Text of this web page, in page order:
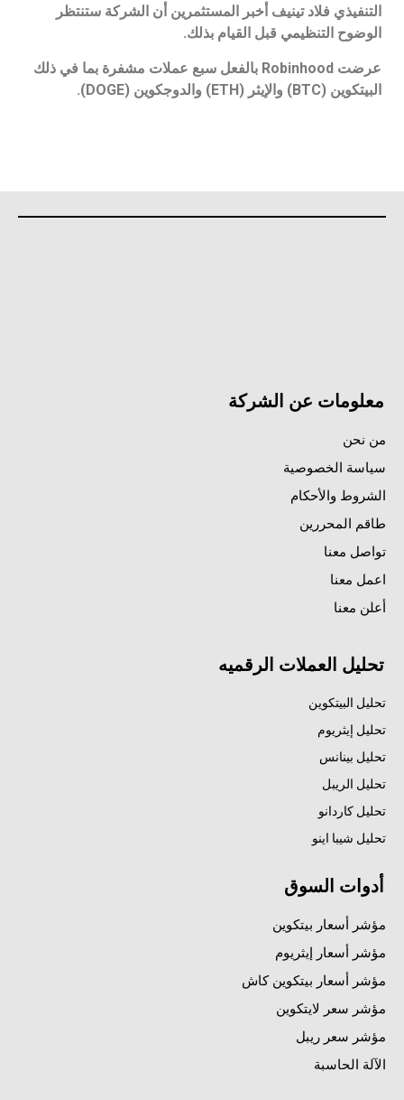
التنفيذي فلاد تينيف أخبر المستثمرين أن الشركة ستنتظر
الوضوح التنظيمي قبل القيام بذلك.
عرضت Robinhood بالفعل سبع عملات مشفرة بما في ذلك
البيتكوين (BTC) والإيثر (ETH) والدوجكوين (DOGE).
معلومات عن الشركة
من نحن
سياسة الخصوصية
الشروط والأحكام
طاقم المحررين
تواصل معنا
اعمل معنا
أعلن معنا
تحليل العملات الرقميه
تحليل البيتكوين
تحليل إيثريوم
تحليل بينانس
تحليل الريبل
تحليل كاردانو
تحليل شيبا اينو
أدوات السوق
مؤشر أسعار بيتكوين
مؤشر أسعار إيثريوم
مؤشر أسعار بيتكوين كاش
مؤشر سعر لايتكوين
مؤشر سعر ريبل
الآلة الحاسبة